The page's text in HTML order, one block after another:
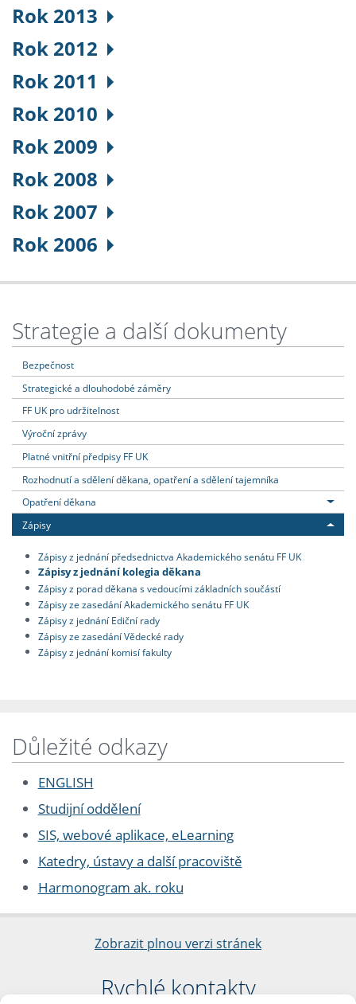
Rok 2013
Rok 2012
Rok 2011
Rok 2010
Rok 2009
Rok 2008
Rok 2007
Rok 2006
Strategie a další dokumenty
Bezpečnost
Strategické a dlouhodobé záměry
FF UK pro udržitelnost
Výroční zprávy
Platné vnitřní předpisy FF UK
Rozhodnutí a sdělení děkana, opatření a sdělení tajemníka
Opatření děkana
Zápisy
Zápisy z jednání předsednictva Akademického senátu FF UK
Zápisy z jednání kolegia děkana
Zápisy z porad děkana s vedoucími základních součástí
Zápisy ze zasedání Akademického senátu FF UK
Zápisy z jednání Ediční rady
Zápisy ze zasedání Vědecké rady
Zápisy z jednání komisí fakulty
Důležité odkazy
ENGLISH
Studijní oddělení
SIS, webové aplikace, eLearning
Katedry, ústavy a další pracoviště
Harmonogram ak. roku
Zobrazit plnou verzi stránek
Rychlé kontakty